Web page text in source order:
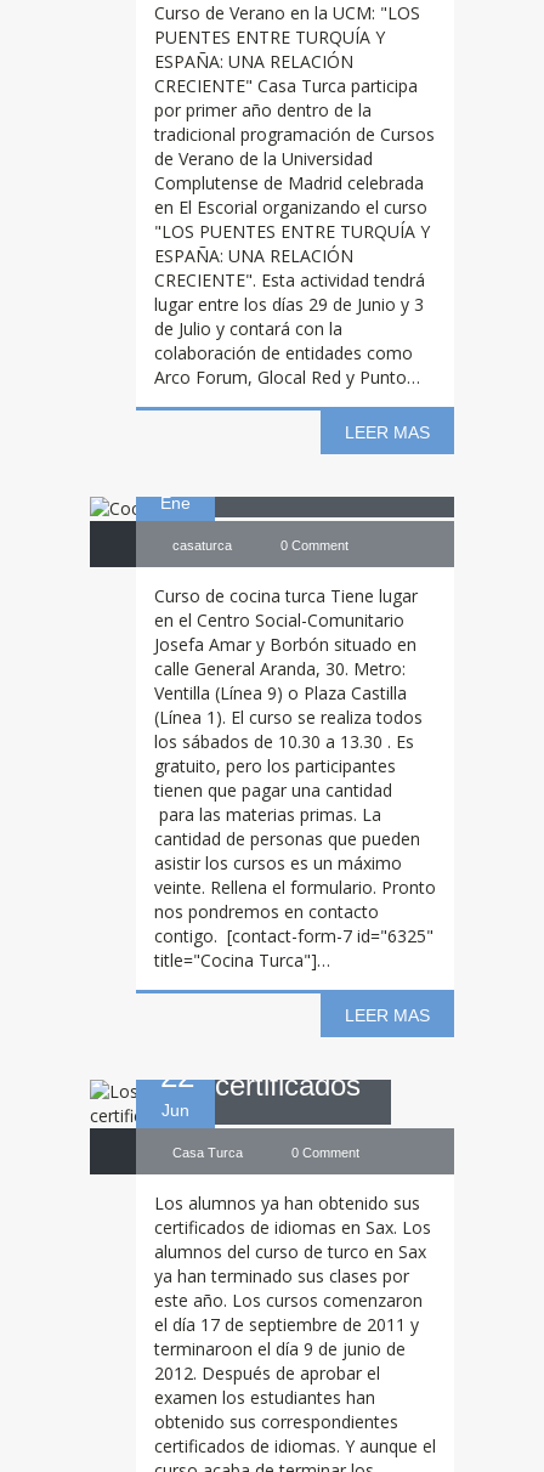
Curso de Verano en la UCM: "LOS
PUENTES ENTRE TURQUÍA Y
ESPAÑA: UNA RELACIÓN
CRECIENTE" Casa Turca participa
por primer año dentro de la
tradicional programación de Cursos
de Verano de la Universidad
Complutense de Madrid celebrada
en El Escorial organizando el curso
"LOS PUENTES ENTRE TURQUÍA Y
ESPAÑA: UNA RELACIÓN
CRECIENTE". Esta actividad tendrá
lugar entre los días 29 de Junio y 3
de Julio y contará con la
colaboración de entidades como
Arco Forum, Glocal Red y Punto…
LEER MAS
Ene
casaturca 0 Comment
Curso de cocina turca Tiene lugar
en el Centro Social-Comunitario
Josefa Amar y Borbón situado en
calle General Aranda, 30. Metro:
Ventilla (Línea 9) o Plaza Castilla
(Línea 1). El curso se realiza todos
los sábados de 10.30 a 13.30 . Es
gratuito, pero los participantes
tienen que pagar una cantidad
para las materias primas. La
cantidad de personas que pueden
asistir los cursos es un máximo
veinte. Rellena el formulario. Pronto
nos pondremos en contacto
contigo. [contact-form-7 id="6325"
title="Cocina Turca"]…
LEER MAS
22
Jun
Losalumnos ya
han obtenido sus
certificados
Casa Turca 0 Comment
Los alumnos ya han obtenido sus
certificados de idiomas en Sax. Los
alumnos del curso de turco en Sax
ya han terminado sus clases por
este año. Los cursos comenzaron
el día 17 de septiembre de 2011 y
terminaroon el día 9 de junio de
2012. Después de aprobar el
examen los estudiantes han
obtenido sus correspondientes
certificados de idiomas. Y aunque el